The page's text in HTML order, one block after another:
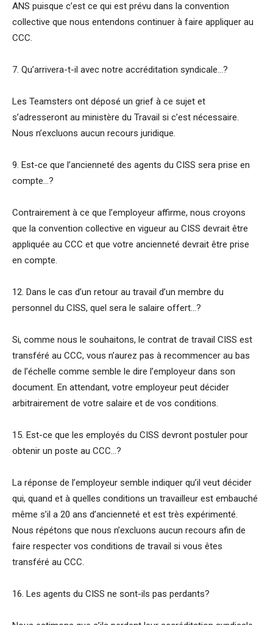
ANS puisque c’est ce qui est prévu dans la convention
collective que nous entendons continuer à faire appliquer au
CCC.
7. Qu’arrivera-t-il avec notre accréditation syndicale…?
Les Teamsters ont déposé un grief à ce sujet et
s’adresseront au ministère du Travail si c’est nécessaire.
Nous n’excluons aucun recours juridique.
9. Est-ce que l’ancienneté des agents du CISS sera prise en
compte…?
Contrairement à ce que l’employeur affirme, nous croyons
que la convention collective en vigueur au CISS devrait être
appliquée au CCC et que votre ancienneté devrait être prise
en compte.
12. Dans le cas d’un retour au travail d’un membre du
personnel du CISS, quel sera le salaire offert…?
Si, comme nous le souhaitons, le contrat de travail CISS est
transféré au CCC, vous n’aurez pas à recommencer au bas
de l’échelle comme semble le dire l’employeur dans son
document. En attendant, votre employeur peut décider
arbitrairement de votre salaire et de vos conditions.
15. Est-ce que les employés du CISS devront postuler pour
obtenir un poste au CCC…?
La réponse de l’employeur semble indiquer qu’il veut décider
qui, quand et à quelles conditions un travailleur est embauché
même s’il a 20 ans d’ancienneté et est très expérimenté.
Nous répétons que nous n’excluons aucun recours afin de
faire respecter vos conditions de travail si vous êtes
transféré au CCC.
16. Les agents du CISS ne sont-ils pas perdants?